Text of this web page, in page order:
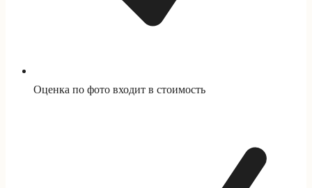
Оценка по фото входит в стоимость